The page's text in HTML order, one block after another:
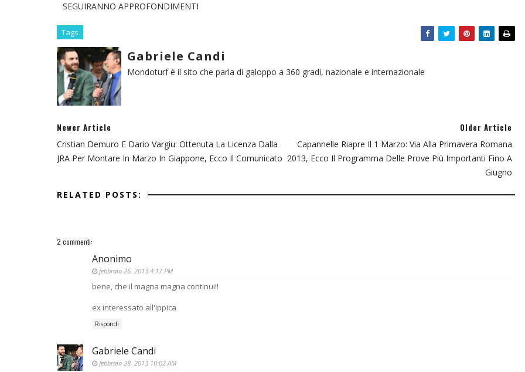
SEGUIRANNO APPROFONDIMENTI
Tags
Gabriele Candi
Mondoturf è il sito che parla di galoppo a 360 gradi, nazionale e internazionale
Newer Article
Cristian Demuro E Dario Vargiu: Ottenuta La Licenza Dalla
JRA Per Montare In Marzo In Giappone, Ecco Il Comunicato
Older Article
Capannelle Riapre Il 1 Marzo: Via Alla Primavera Romana
2013, Ecco Il Programma Delle Prove Più Importanti Fino A
Giugno
RELATED POSTS:
2 commenti:
Anonimo
febbraio 26, 2013 4:17 PM
bene, che il magna magna continui!!
ex interessato all'ippica
Rispondi
Gabriele Candi
febbraio 28, 2013 10:02 AM